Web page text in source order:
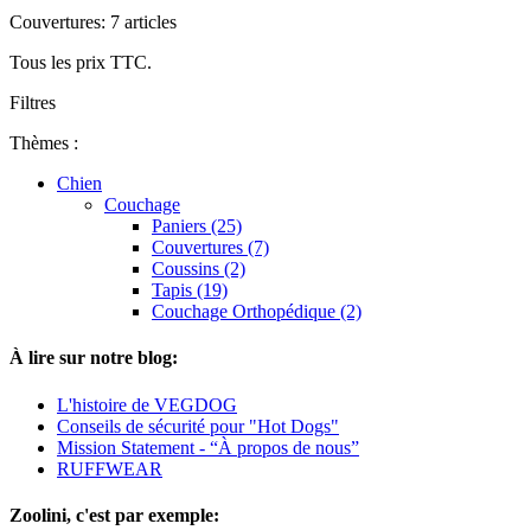
Couvertures: 7 articles
Tous les prix TTC.
Filtres
Thèmes :
Chien
Couchage
Paniers (25)
Couvertures (7)
Coussins (2)
Tapis (19)
Couchage Orthopédique (2)
À lire sur notre blog:
L'histoire de VEGDOG
Conseils de sécurité pour "Hot Dogs"
Mission Statement - “À propos de nous”
RUFFWEAR
Zoolini, c'est par exemple: